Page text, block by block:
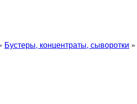
Бустеры, концентраты, сыворотки »